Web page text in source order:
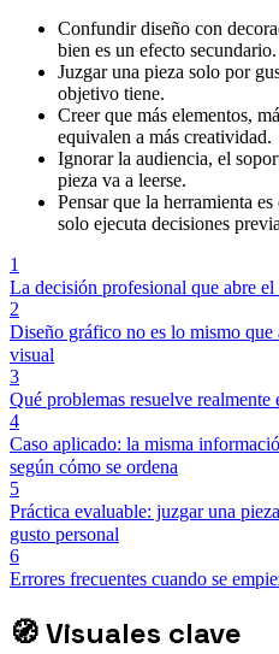
Confundir diseño con
bien es un efecto secundario.
Juzgar una pieza solo por
objetivo tiene.
Creer que más elementos,
equivalen a más creatividad.
Ignorar la audiencia, el
pieza va a leerse.
Pensar que la herramienta
solo ejecuta decisiones
1
La decisión profesional que abre el
2
Diseño gráfico no es lo mismo
visual
3
Qué problemas resuelve
4
Caso aplicado: la misma
según cómo se ordena
5
Práctica evaluable: juzgar una
gusto personal
6
Errores frecuentes cuando se
🧭Visuales clave